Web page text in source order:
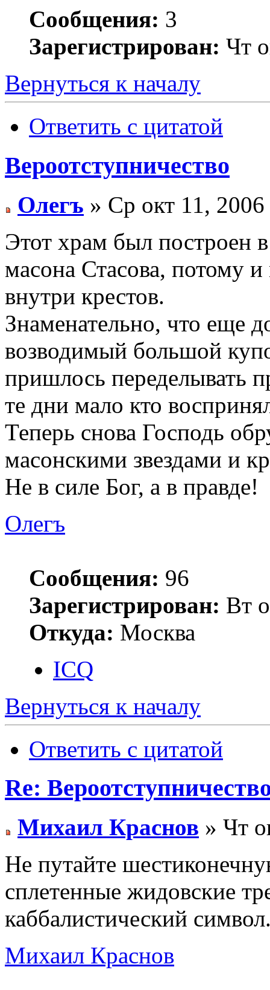
Сообщения: 3
Зарегистрирован: Чт
Вернуться к началу
Ответить с цитатой
Вероотступничество
Олегъ » Ср окт 11,
Этот храм был построен
масона Стасова, потому
внутри крестов.
Знаменательно, что еще
возводимый большой
пришлось переделывать
те дни мало кто
Теперь снова Господь
масонскими звездами и
Не в силе Бог, а в правде!
Олегъ
Сообщения: 96
Зарегистрирован: Вт
Откуда: Москва
ICQ
Вернуться к началу
Ответить с цитатой
Re:
Михаил Краснов » Чт
Не путайте
сплетенные жидовские
каббалистический
Михаил Краснов